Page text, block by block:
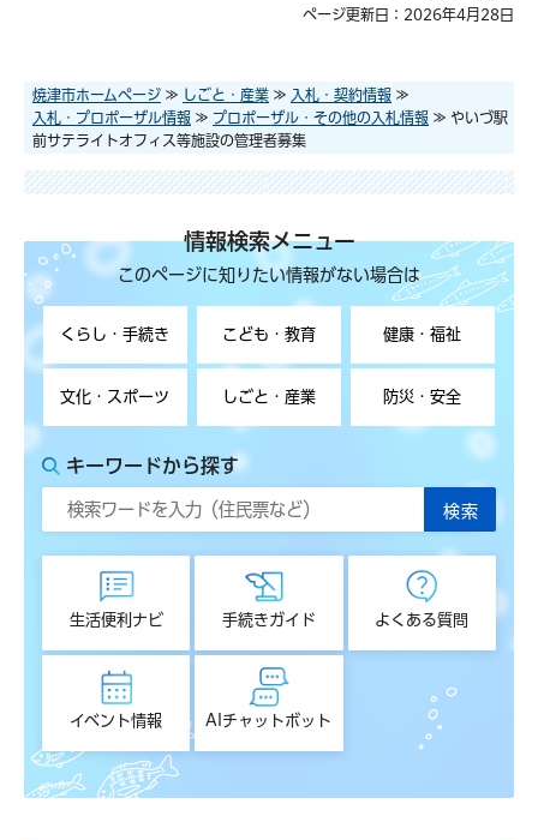
ページ更新日：2026年4月28日
焼津市ホームページ ≫ しごと・産業 ≫ 入札・契約情報 ≫
入札・プロポーザル情報 ≫ プロポーザル・その他の入札情報 ≫ やいづ駅
前サテライトオフィス等施設の管理者募集
情報検索メニュー
このページに知りたい情報がない場合は
くらし・手続き こども・教育 健康・福祉
文化・スポーツ しごと・産業 防災・安全
キーワードから探す
生活便利ナビ 手続きガイド よくある質問
イベント情報 AIチャットボット